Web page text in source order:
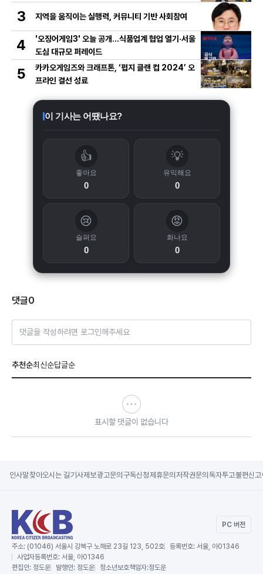
3 지역을 움직이는 실행력, 커뮤니티 기반 사회참여
4
'오징어게임3' 오늘 공개…식품업계 협업 열기·서울
도심 대규모 퍼레이드
5
카카오게임즈와 크래프톤, ‘펍지 클랜 컵 2024’ 오
프라인 결선 성료
이 기사는 어땠나요?
👍
좋아요
0
💡
유익해요
0
😢
슬퍼요
0
😡
화나요
0
댓글0
댓글을 작성하려면 로그인해주세요
추천순최신순답글순
표시할 댓글이 없습니다
인사말찾아오시는 길기사제보광고문의 구독신청제휴문의 저작권문의 독자투고불편신고
PC 버전
주소: (01046) 서울시 강북구 노해로 23길 123, 502호 등록번호: 서울, 아01346
사업자등록번호: 서울, 아01346
편집인: 정도운 발행인: 정도운 청소년보호책임자:정도운